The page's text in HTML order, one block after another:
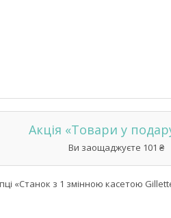
Акція «Товари у
Ви заощаджуєте 101 ₴
«Станок з 1 змінною касетою